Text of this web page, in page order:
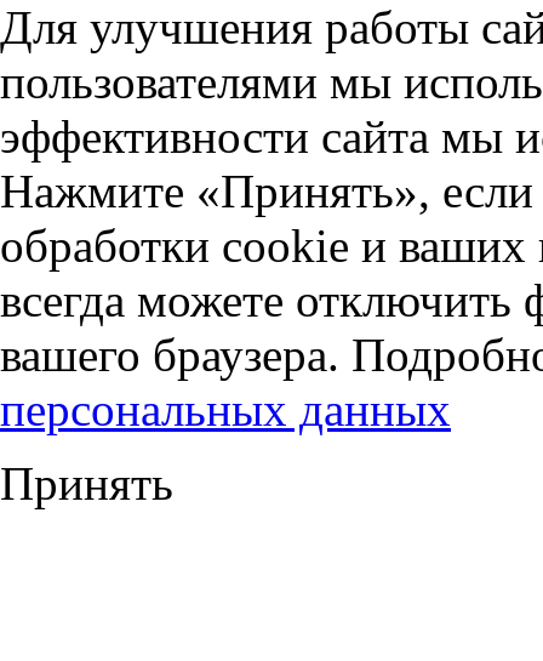
Для улучшения работы
пользователями мы
эффективности сайта мы
Нажмите «Принять», если
обработки cookie и
всегда можете отключить
вашего браузера.
персональных данных
Принять